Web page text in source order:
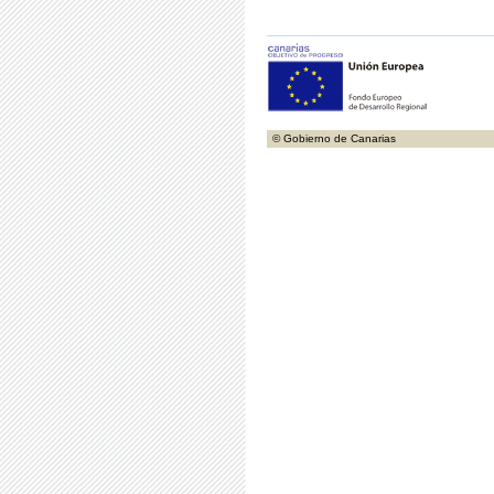
© Gobierno de Canarias